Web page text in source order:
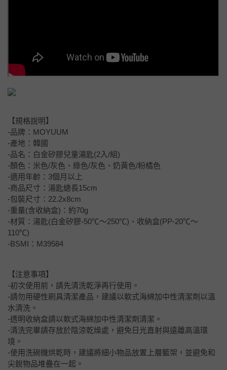
【規格說明】
-品牌：MOYUUM
-產地：韓國
-品名：白金矽膠兒童湯匙(2入/組)
-顏色：米色/灰色、綠色/灰色、奶黃色/粉橘色
-適用年齡：3個月以上
-商品尺寸：湯匙總長15cm
-包裝尺寸：22.2x8cm
-重量(含收納盒)：約70g
-材質：湯匙(白金矽膠-50℃～250℃)、收納盒(PP-20℃～
110℃)
-BSMI：M39584
【注意事項】
-初次使用前，請先清洗乾淨再行使用。
-請勿用硬性刷具清潔產品，建議以軟式海綿加中性清潔劑以溫
水清洗。
-透明收納盒請以軟式海綿加中性清潔劑清潔。
-清洗完畢請存放於陰涼乾燥處，避免日光直射與遠離高溫環
境。
-使用洗碗機烘乾時，建議將細小物品放置上層籃架，並避免和
尖銳物品堆疊在一起。